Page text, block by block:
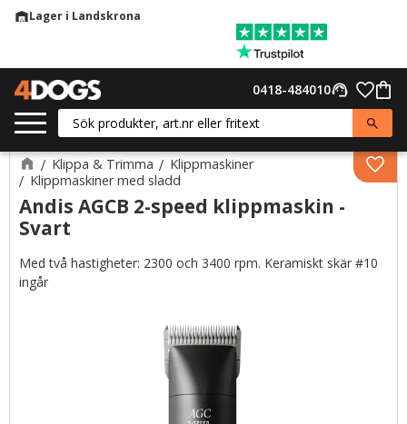
warehouseLager i Landskrona
support_agent
0418-484010
Klippa & Trimma
Klippmaskiner
Klippmaskiner med sladd
Andis AGCB 2-speed klippmaskin -
Svart
Med två hastigheter: 2300 och 3400 rpm. Keramiskt skär #10
ingår